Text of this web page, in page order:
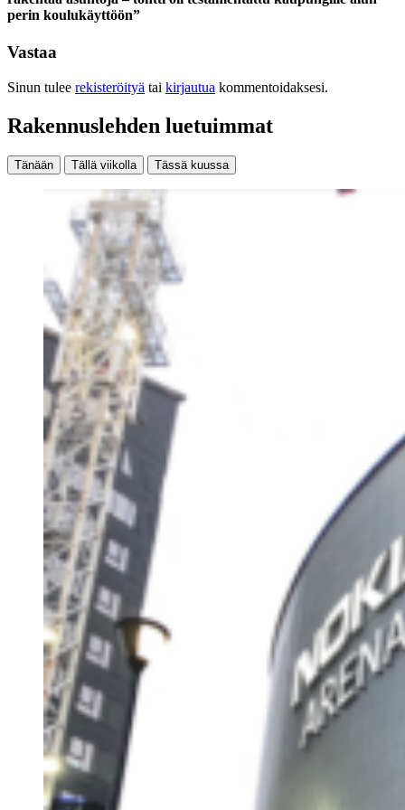
perin koulukäyttöön”
Vastaa
Sinun tulee rekisteröityä tai kirjautua kommentoidaksesi.
Rakennuslehden luetuimmat
Tänään Tällä viikolla Tässä kuussa